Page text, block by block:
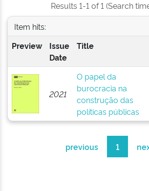
Results 1-1 of 1 (Search
Item hits:
Preview
Issue
Date
Title
2021
O papel da
burocracia na
construção das
políticas públicas
previous 1